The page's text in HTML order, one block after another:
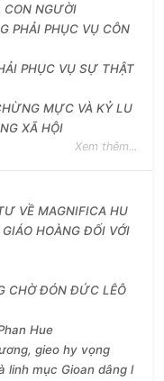
CON NGƯỜI
PHẢI PHỤC VỤ CÔN
PHỤC VỤ SỰ THẬT
MỰC VÀ KỶ LU
XÃ HỘI
Xem thêm...
VỀ MAGNIFICA HU
HOÀNG ĐỐI VỚI
CHỜ ĐÓN ĐỨC LÊÔ
Hue
gieo hy vọng
linh mục Gioan dâng l